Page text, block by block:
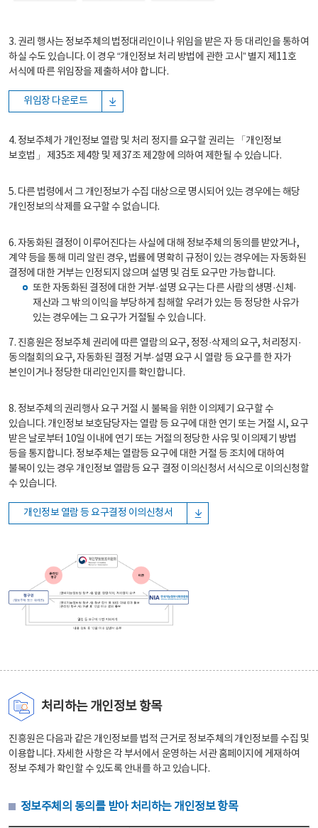
3. 권리 행사는 정보주체의 법정대리인이나 위임을 받은 자 등 대리인을 통하여
하실 수도 있습니다. 이 경우 “개인정보 처리 방법에 관한 고시” 별지 제11호
서식에 따른 위임장을 제출하셔야 합니다.
위임장 다운로드
4. 정보주체가 개인정보 열람 및 처리 정지를 요구할 권리는 「개인정보
보호법」 제35조 제4항 및 제37조 제2항에 의하여 제한될 수 있습니다.
5. 다른 법령에서 그 개인정보가 수집 대상으로 명시되어 있는 경우에는 해당
개인정보의 삭제를 요구할 수 없습니다.
6. 자동화된 결정이 이루어진다는 사실에 대해 정보주체의 동의를 받았거나,
계약 등을 통해 미리 알린 경우, 법률에 명확히 규정이 있는 경우에는 자동화된
결정에 대한 거부는 인정되지 않으며 설명 및 검토 요구만 가능합니다.
또한 자동화된 결정에 대한 거부·설명 요구는 다른 사람의 생명·신체·
재산과 그 밖의 이익을 부당하게 침해할 우려가 있는 등 정당한 사유가
있는 경우에는 그 요구가 거절될 수 있습니다.
7. 진흥원은 정보주체 권리에 따른 열람의 요구, 정정·삭제의 요구, 처리정지·
동의철회의 요구, 자동화된 결정 거부·설명 요구 시 열람 등 요구를 한 자가
본인이거나 정당한 대리인인지를 확인합니다.
8. 정보주체의 권리행사 요구 거절 시 불복을 위한 이의제기 요구할 수
있습니다. 개인정보 보호담당자는 열람 등 요구에 대한 연기 또는 거절 시, 요구
받은 날로부터 10일 이내에 연기 또는 거절의 정당한 사유 및 이의제기 방법
등을 통지합니다. 정보주체는 열람등 요구에 대한 거절 등 조치에 대하여
불복이 있는 경우 개인정보 열람등 요구 결정 이의신청서 서식으로 이의신청할
수 있습니다.
개인정보 열람 등 요구결정 이의신청서
처리하는 개인정보 항목
진흥원은 다음과 같은 개인정보를 법적 근거로 정보주체의 개인정보를 수집 및
이용합니다. 자세한 사항은 각 부서에서 운영하는 서관 홈페이지에 게재하여
정보 주체가 확인할 수 있도록 안내를 하고 있습니다.
정보주체의 동의를 받아 처리하는 개인정보 항목